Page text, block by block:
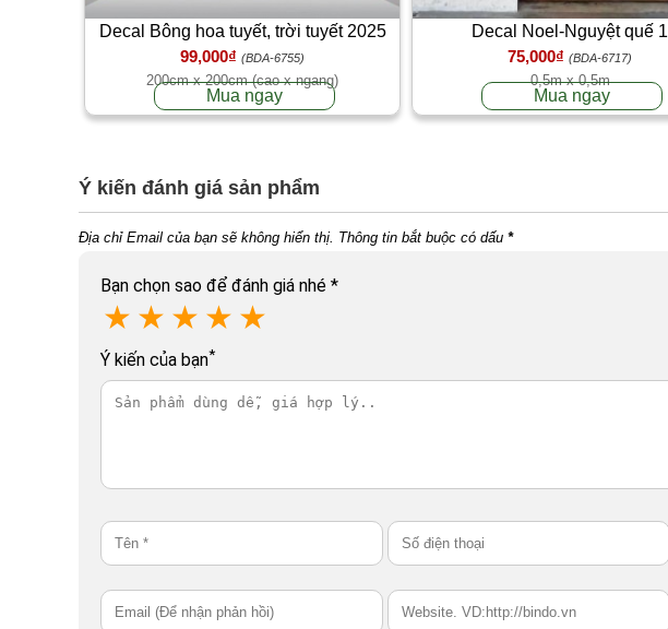
Decal Bông hoa tuyết, trời tuyết 2025
99,000₫ (BDA-6755)
200cm x 200cm (cao x ngang)
Mua ngay
Decal Noel-Nguyệt quế 1
75,000₫ (BDA-6717)
0,5m x 0,5m
Mua ngay
Ý kiến đánh giá sản phẩm
Địa chỉ Email của bạn sẽ không hiển thị. Thông tin bắt buộc có dấu *
Bạn chọn sao để đánh giá nhé *
★ ★ ★ ★ ★
Ý kiến của bạn*